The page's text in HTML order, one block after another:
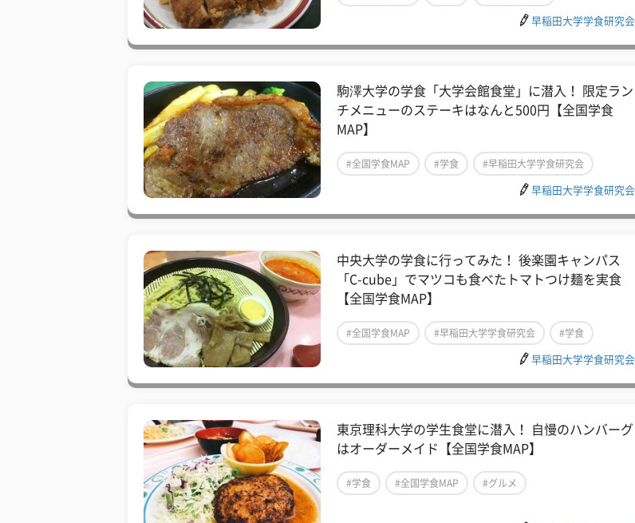
早稲田大学学食研究会
駒澤大学の学食「大学会館食堂」に潜入！ 限定ラン
チメニューのステーキはなんと500円【全国学食
MAP】
#全国学食MAP #学食 #早稲田大学学食研究会
早稲田大学学食研究会
中央大学の学食に行ってみた！ 後楽園キャンパス
「C-cube」でマツコも食べたトマトつけ麺を実食
【全国学食MAP】
#全国学食MAP #早稲田大学学食研究会 #学食
早稲田大学学食研究会
東京理科大学の学生食堂に潜入！ 自慢のハンバーグ
はオーダーメイド【全国学食MAP】
#学食 #全国学食MAP #グルメ